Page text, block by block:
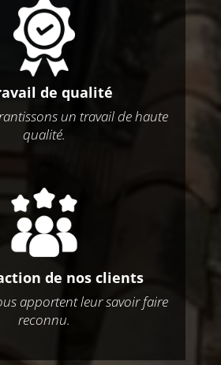
de qualité
un travail de haute
qualité.
de nos clients
apportent leur savoir faire
reconnu.